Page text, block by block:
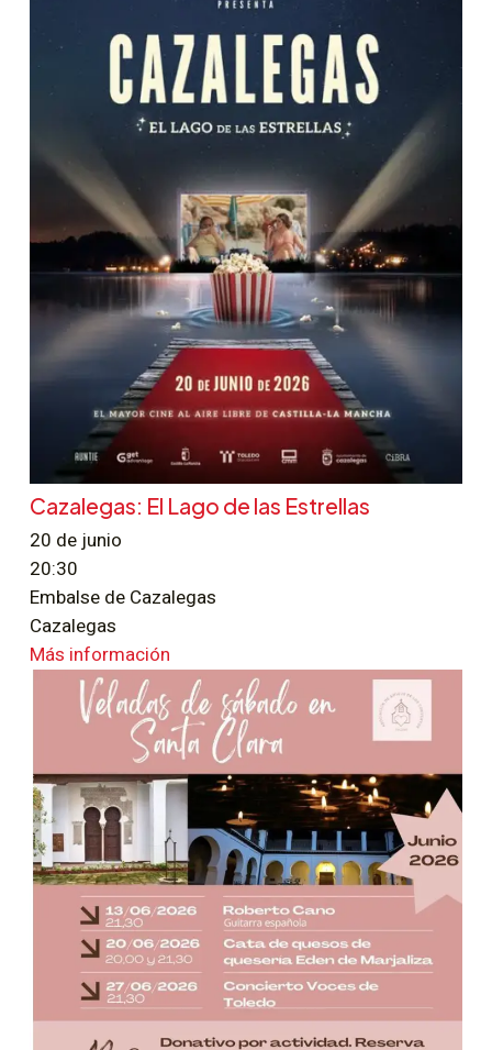
Cazalegas: El Lago de las Estrellas
20 de junio
20:30
Embalse de Cazalegas
Cazalegas
Más información